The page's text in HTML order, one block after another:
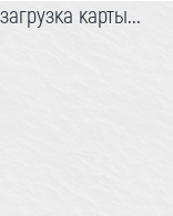
загрузка карты...